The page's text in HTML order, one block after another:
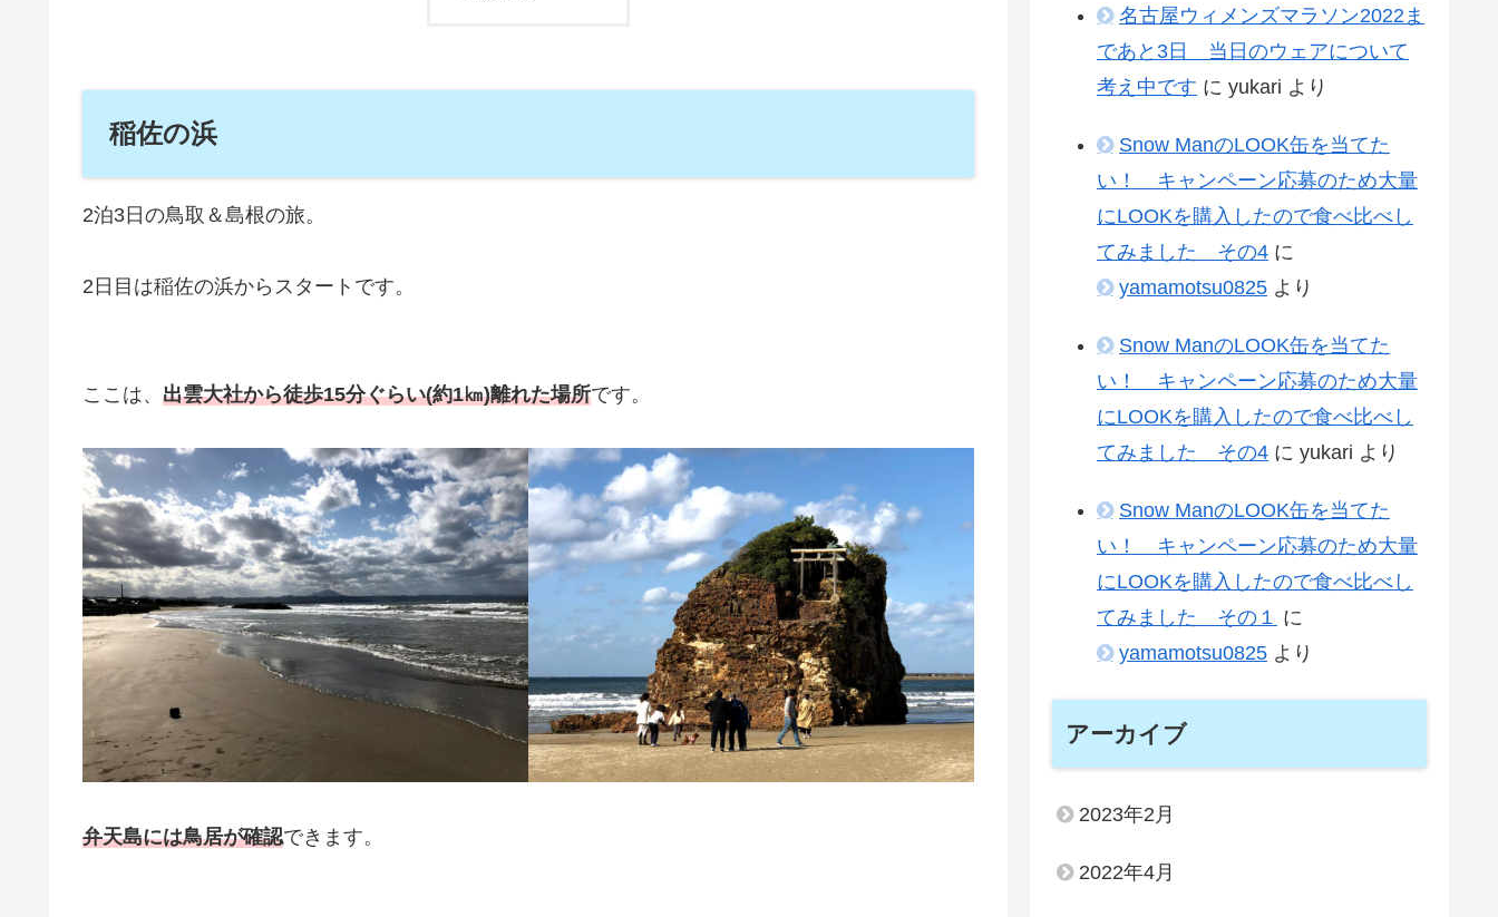
稲佐の浜
2泊3日の鳥取＆島根の旅。
2日目は稲佐の浜からスタートです。
ここは、 出雲大社から徒歩15分ぐらい(約1㎞)離れた場所です。
弁天島には鳥居が確認できます。
名古屋ウィメンズマラソン2022ま
であと3日 当日のウェアについて
考え中です に yukari より
Snow ManのLOOK缶を当てた
い！ キャンペーン応募のため大量
にLOOKを購入したので食べ比べし
てみました その4 に
yamamotsu0825 より
Snow ManのLOOK缶を当てた
い！ キャンペーン応募のため大量
にLOOKを購入したので食べ比べし
てみました その4 に yukari より
Snow ManのLOOK缶を当てた
い！ キャンペーン応募のため大量
にLOOKを購入したので食べ比べし
てみました その１ に
yamamotsu0825 より
アーカイブ
2023年2月
2022年4月